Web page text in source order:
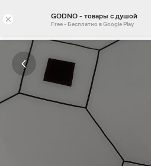
× GODNO - товары с душой
Free - Бесплатно в Google Play